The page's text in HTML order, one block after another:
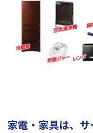
家電・家具は、